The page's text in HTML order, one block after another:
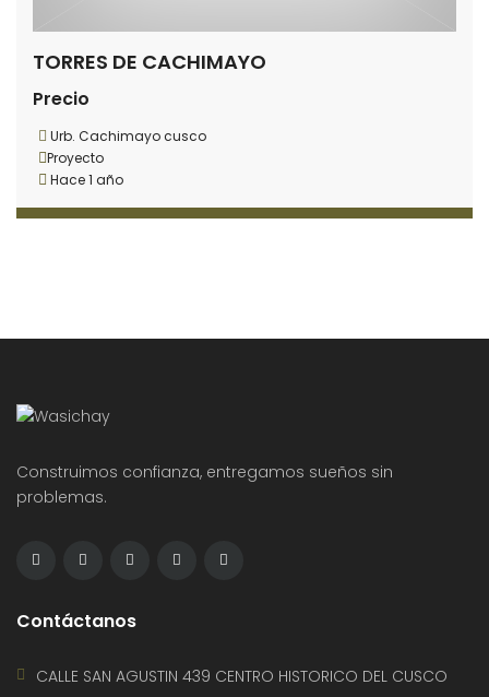
TORRES DE CACHIMAYO
Precio
Urb. Cachimayo cusco
Proyecto
Hace 1 año
Construimos confianza, entregamos sueños sin
problemas.
Contáctanos
CALLE SAN AGUSTIN 439 CENTRO HISTORICO DEL CUSCO